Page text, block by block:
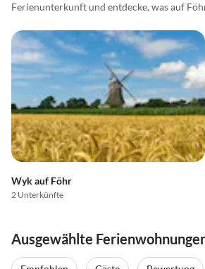
Ferienunterkunft und entdecke, was auf
Wyk auf Föhr
2 Unterkünfte
Ausgewählte